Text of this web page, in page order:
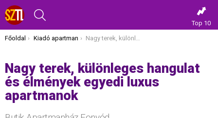
Top 10
Itt vagy most:
Főoldal Kiadó apartman Nagy terek, különleges hangulat és élmények egyedi luxus apartmanok
Nagy terek, különleges hangulat
és élmények egyedi luxus
apartmanok